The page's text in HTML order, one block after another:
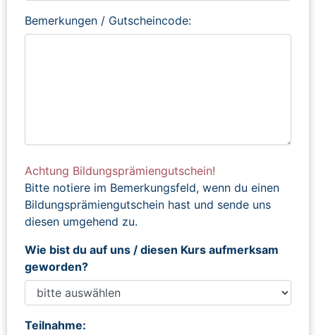
Bemerkungen / Gutscheincode:
Achtung Bildungsprämiengutschein!
Bitte notiere im Bemerkungsfeld, wenn du einen
Bildungsprämiengutschein hast und sende uns
diesen umgehend zu.
Wie bist du auf uns / diesen Kurs aufmerksam
geworden?
Teilnahme: